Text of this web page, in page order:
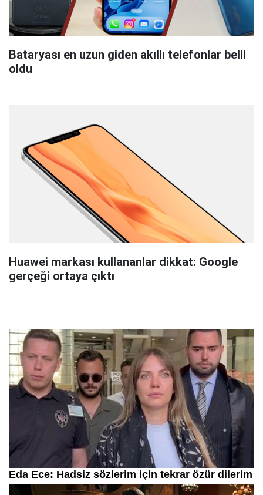
Bataryası en uzun giden akıllı telefonlar belli
oldu
Huawei markası kullananlar dikkat: Google
gerçeği ortaya çıktı